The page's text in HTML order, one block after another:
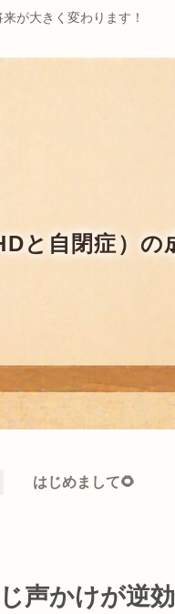
が大きく変わります！
はじめまして🌻
声かけが逆効